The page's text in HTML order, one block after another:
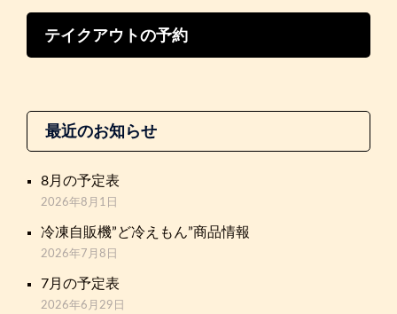
テイクアウトの予約
最近のお知らせ
8月の予定表
2026年8月1日
冷凍自販機”ど冷えもん”商品情報
2026年7月8日
7月の予定表
2026年6月29日